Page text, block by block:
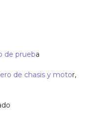
de prueba
de chasis y motor,